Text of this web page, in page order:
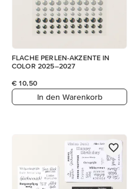
FLACHE PERLEN-AKZENTE IN
COLOR 2025–2027
€ 10,50
In den Warenkorb